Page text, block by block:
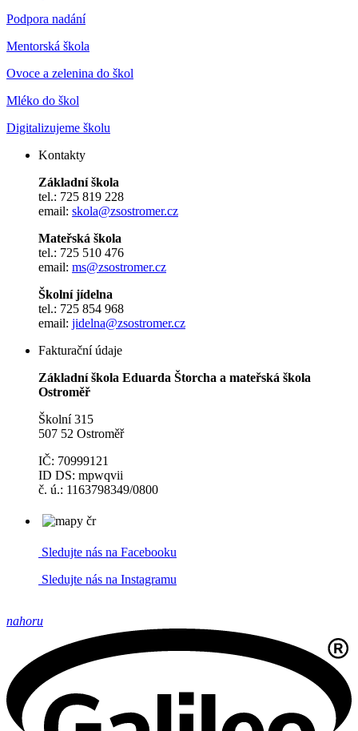
Podpora nadání
Mentorská škola
Ovoce a zelenina do škol
Mléko do škol
Digitalizujeme školu
Kontakty
Základní škola
tel.: 725 819 228
email: skola@zsostromer.cz
Mateřská škola
tel.: 725 510 476
email: ms@zsostromer.cz
Školní jídelna
tel.: 725 854 968
email: jidelna@zsostromer.cz
Fakturační údaje
Základní škola Eduarda Štorcha a mateřská škola
Ostroměř
Školní 315
507 52 Ostroměř
IČ: 70999121
ID DS: mpwqvii
č. ú.: 1163798349/0800
Sledujte nás na Facebooku
Sledujte nás na Instagramu
nahoru